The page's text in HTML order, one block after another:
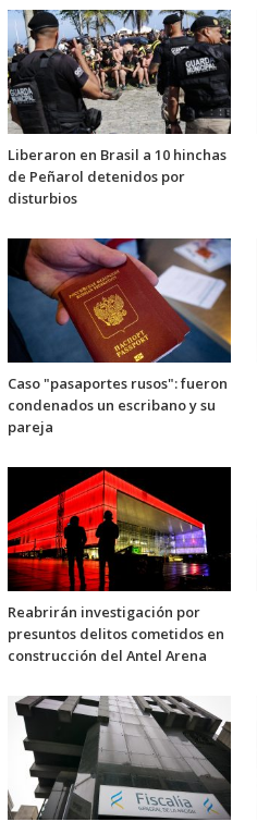
Liberaron en Brasil a 10 hinchas
de Peñarol detenidos por
disturbios
Caso "pasaportes rusos": fueron
condenados un escribano y su
pareja
Reabrirán investigación por
presuntos delitos cometidos en
construcción del Antel Arena